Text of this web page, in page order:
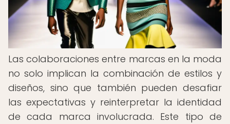
Las colaboraciones entre marcas en la moda
no solo implican la combinación de estilos y
diseños, sino que también pueden desafiar
las expectativas y reinterpretar la identidad
de cada marca involucrada. Este tipo de